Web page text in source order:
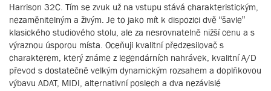
Harrison 32C. Tím se zvuk už na vstupu stává charakteristickým,
nezaměnitelným a živým. Je to jako mít k dispozici dvě “šavle”
klasického studiového stolu, ale za nesrovnatelně nižší cenu a s
výraznou úsporou místa. Oceňuji kvalitní předzesilovač s
charakterem, který známe z legendárních nahrávek, kvalitní A/D
převod s dostatečně velkým dynamickým rozsahem a doplňkovou
výbavu ADAT, MIDI, alternativní poslech a dva nezávislé